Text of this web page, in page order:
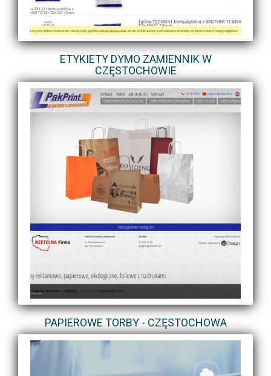
ETYKIETY DYMO ZAMIENNIK W
CZĘSTOCHOWIE
PAPIEROWE TORBY - CZĘSTOCHOWA